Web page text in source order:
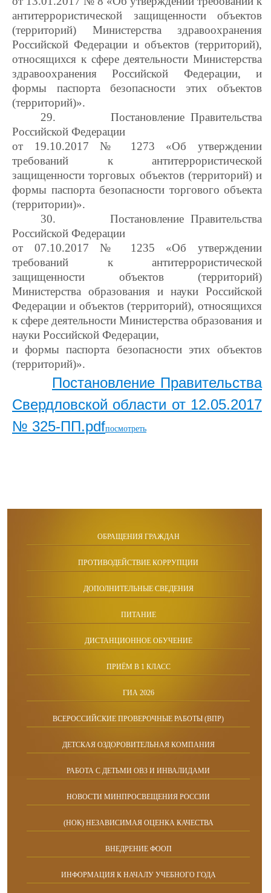
антитеррористической защищенности объектов
(территорий) Министерства здравоохранения
Российской Федерации и объектов (территорий),
относящихся к сфере деятельности Министерства
здравоохранения Российской Федерации, и
формы паспорта безопасности этих объектов
(территорий)».
29.
Постановление Правительства
Российской Федерации
от 19.10.2017 № 1273 «Об утверждении
требований к антитеррористической
защищенности торговых объектов (территорий) и
формы паспорта безопасности торгового объекта
(территории)».
30.
Постановление Правительства
Российской Федерации
от 07.10.2017 № 1235 «Об утверждении
требований к антитеррористической
защищенности объектов (территорий)
Министерства образования и науки Российской
Федерации и объектов (территорий), относящихся
к сфере деятельности Министерства образования и
науки Российской Федерации,
и формы паспорта безопасности этих объектов
(территорий)».
Постановление Правительства
Свердловской области от 12.05.2017
№ 325-ПП.pdfпосмотреть
ОБРАЩЕНИЯ ГРАЖДАН
ПРОТИВОДЕЙСТВИЕ КОРРУПЦИИ
ДОПОЛНИТЕЛЬНЫЕ СВЕДЕНИЯ
ПИТАНИЕ
ДИСТАНЦИОННОЕ ОБУЧЕНИЕ
ПРИЁМ В 1 КЛАСС
ГИА 2026
ВСЕРОССИЙСКИЕ ПРОВЕРОЧНЫЕ РАБОТЫ (ВПР)
ДЕТСКАЯ ОЗДОРОВИТЕЛЬНАЯ КОМПАНИЯ
РАБОТА С ДЕТЬМИ ОВЗ И ИНВАЛИДАМИ
НОВОСТИ МИНПРОСВЕЩЕНИЯ РОССИИ
(НОК) НЕЗАВИСИМАЯ ОЦЕНКА КАЧЕСТВА
ВНЕДРЕНИЕ ФООП
ИНФОРМАЦИЯ К НАЧАЛУ УЧЕБНОГО ГОДА